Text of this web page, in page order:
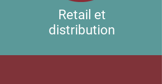
Retail et
distribution